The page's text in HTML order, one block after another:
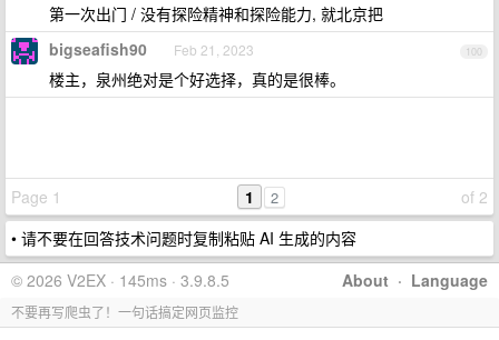
第一次出门 / 没有探险精神和探险能力, 就北京把
100
bigseafish90 Feb 21, 2023
楼主，泉州绝对是个好选择，真的是很棒。
Page 1 of 2
1 2
• 请不要在回答技术问题时复制粘贴 AI 生成的内容
About · Language
© 2026 V2EX · 145ms · 3.9.8.5
不要再写爬虫了！一句话搞定网页监控